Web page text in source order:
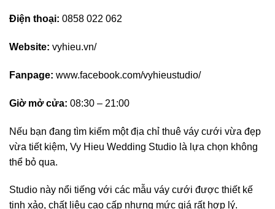
Điện thoại: 0858 022 062
Website: vyhieu.vn/
Fanpage: www.facebook.com/vyhieustudio/
Giờ mở cửa: 08:30 – 21:00
Nếu bạn đang tìm kiếm một địa chỉ thuê váy cưới vừa đẹp
vừa tiết kiệm, Vy Hieu Wedding Studio là lựa chọn không
thể bỏ qua.
Studio này nổi tiếng với các mẫu váy cưới được thiết kế
tinh xảo, chất liệu cao cấp nhưng mức giá rất hợp lý.